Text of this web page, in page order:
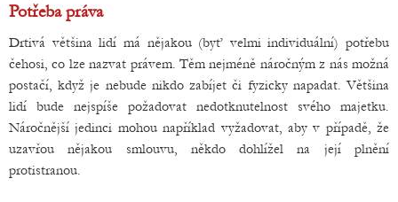
Potřeba práva
Drtivá většina lidí má nějakou (byť velmi individuální) potřebu
čehosi, co lze nazvat právem. Těm nejméně náročným z nás možná
postačí, když je nebude nikdo zabíjet či fyzicky napadat. Většina
lidí bude nejspíše požadovat nedotknutelnost svého majetku.
Náročnější jedinci mohou například vyžadovat, aby v případě, že
uzavřou nějakou smlouvu, někdo dohlížel na její plnění
protistranou.